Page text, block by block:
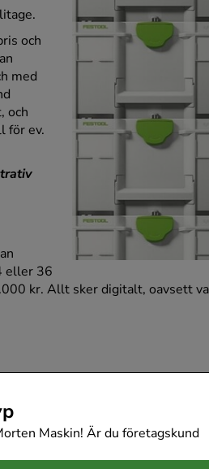
Maskin! Är du företagskund
och
med
och
för ev.
eller 36
kr. Allt sker digitalt, oavsett